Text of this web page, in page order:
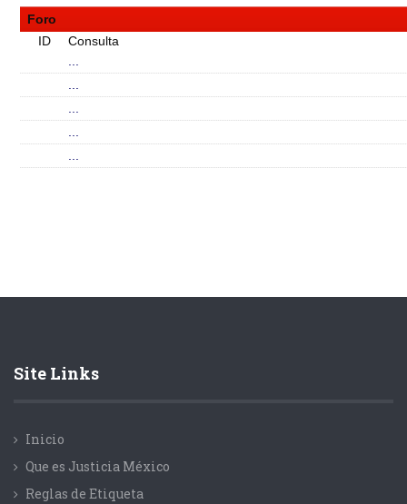
Foro
ID
Consulta
Site Links
Inicio
Que es Justicia México
Reglas de Etiqueta